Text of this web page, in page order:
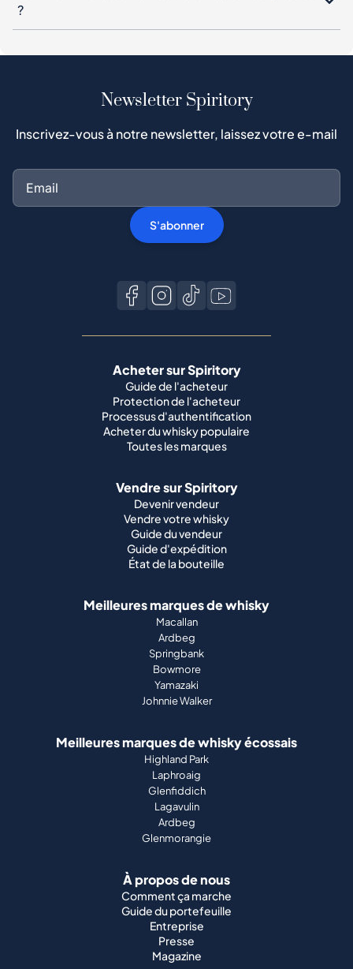
?
Newsletter Spiritory
Inscrivez-vous à notre newsletter, laissez votre e-mail
S'abonner
Acheter sur Spiritory
Guide de l'acheteur
Protection de l'acheteur
Processus d'authentification
Acheter du whisky populaire
Toutes les marques
Vendre sur Spiritory
Devenir vendeur
Vendre votre whisky
Guide du vendeur
Guide d'expédition
État de la bouteille
Meilleures marques de whisky
Macallan
Ardbeg
Springbank
Bowmore
Yamazaki
Johnnie Walker
Meilleures marques de whisky écossais
Highland Park
Laphroaig
Glenfiddich
Lagavulin
Ardbeg
Glenmorangie
À propos de nous
Comment ça marche
Guide du portefeuille
Entreprise
Presse
Magazine